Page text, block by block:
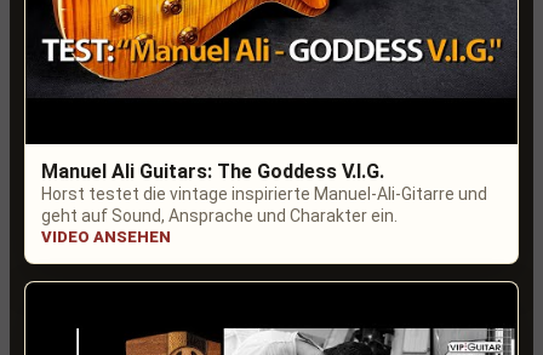
Manuel Ali Guitars: The Goddess V.I.G.
Horst testet die vintage inspirierte Manuel-Ali-Gitarre und
geht auf Sound, Ansprache und Charakter ein.
VIDEO ANSEHEN